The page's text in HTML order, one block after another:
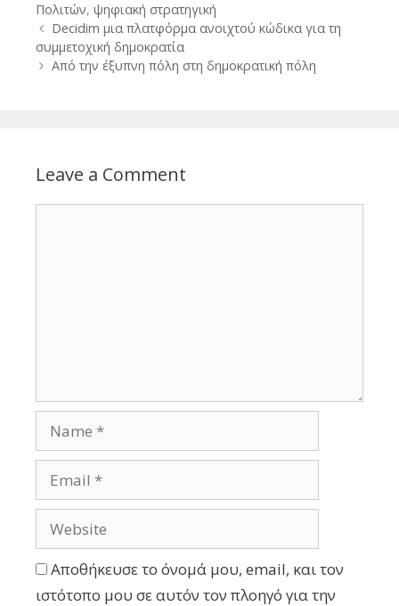
Πολιτών, ψηφιακή στρατηγική
Post
navigation
Decidim μια πλατφόρμα ανοιχτού κώδικα για τη
συμμετοχική δημοκρατία
Από την έξυπνη πόλη στη δημοκρατική πόλη
Leave a Comment
Αποθήκευσε το όνομά μου, email, και τον
ιστότοπο μου σε αυτόν τον πλοηγό για την